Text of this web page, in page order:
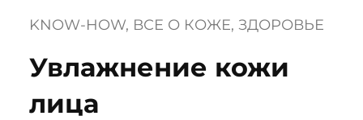
KNOW-HOW, ВСЕ О КОЖЕ, ЗДОРОВЬЕ
Увлажнение кожи
лица